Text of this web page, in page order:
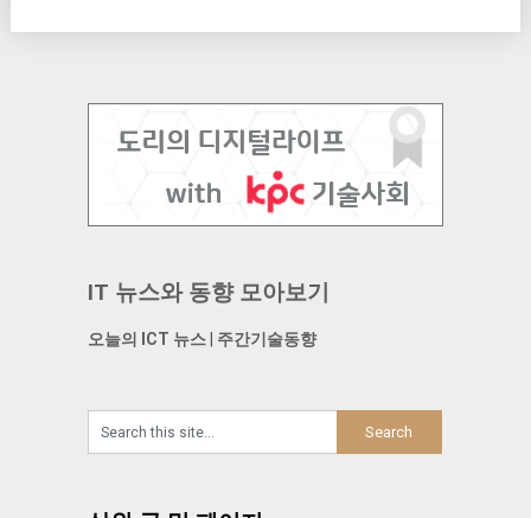
IT 뉴스와 동향 모아보기
오늘의 ICT 뉴스| 주간기술동향